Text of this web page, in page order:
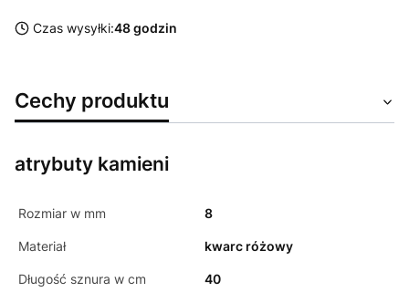
Czas wysyłki:48 godzin
Cechy produktu
atrybuty kamieni
Rozmiar w mm 8
Materiał kwarc różowy
Długość sznura w cm 40